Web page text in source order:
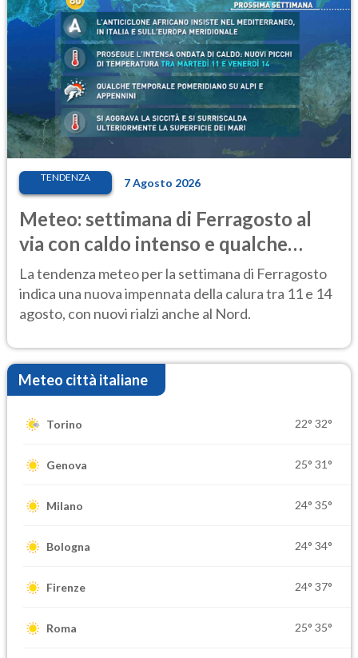
TENDENZA 7 Agosto 2026
Meteo: settimana di Ferragosto al
via con caldo intenso e qualche
temporale
La tendenza meteo per la settimana di Ferragosto
indica una nuova impennata della calura tra 11 e 14
agosto, con nuovi rialzi anche al Nord.
Meteo città italiane
Torino 22° 32°
Genova 25° 31°
Milano 24° 35°
Bologna 24° 34°
Firenze 24° 37°
Roma 25° 35°